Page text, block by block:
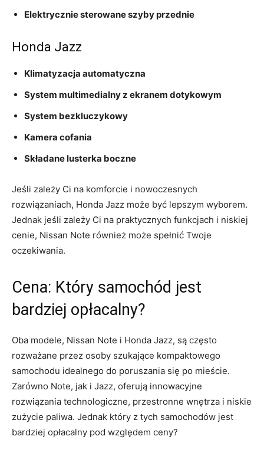
Elektrycznie ⁤sterowane ⁤szyby przednie
Honda Jazz
Klimatyzacja automatyczna
System multimedialny⁢ z ekranem dotykowym
System bezkluczykowy
Kamera cofania
Składane ⁢lusterka‌ boczne
Jeśli⁤ zależy Ci na komforcie i nowoczesnych
rozwiązaniach,‌ Honda Jazz może być lepszym⁢ wyborem.
Jednak jeśli zależy⁢ Ci na praktycznych funkcjach i niskiej
⁤cenie, ​Nissan⁤ Note również może⁢ spełnić ⁤Twoje
oczekiwania.
Cena: Który⁣ samochód ⁤jest​
bardziej⁣ opłacalny?
Oba modele, Nissan Note i Honda Jazz, są często
rozważane przez osoby szukające ⁤kompaktowego
samochodu ‌idealnego do poruszania się po mieście.
Zarówno Note, jak i Jazz, oferują innowacyjne
rozwiązania technologiczne, przestronne wnętrza i ⁣niskie
​zużycie paliwa. Jednak który z tych samochodów jest
bardziej opłacalny pod względem ceny?